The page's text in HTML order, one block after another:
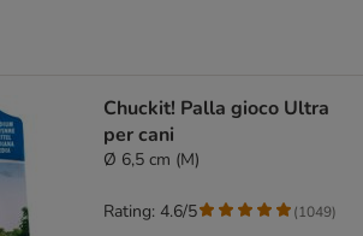
Chuckit! Palla gioco Ultra
per cani
Ø 6,5 cm (M)
Rating: 4.6/5 (1049)